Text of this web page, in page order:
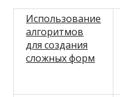
Использование
алгоритмов
для создания
сложных форм